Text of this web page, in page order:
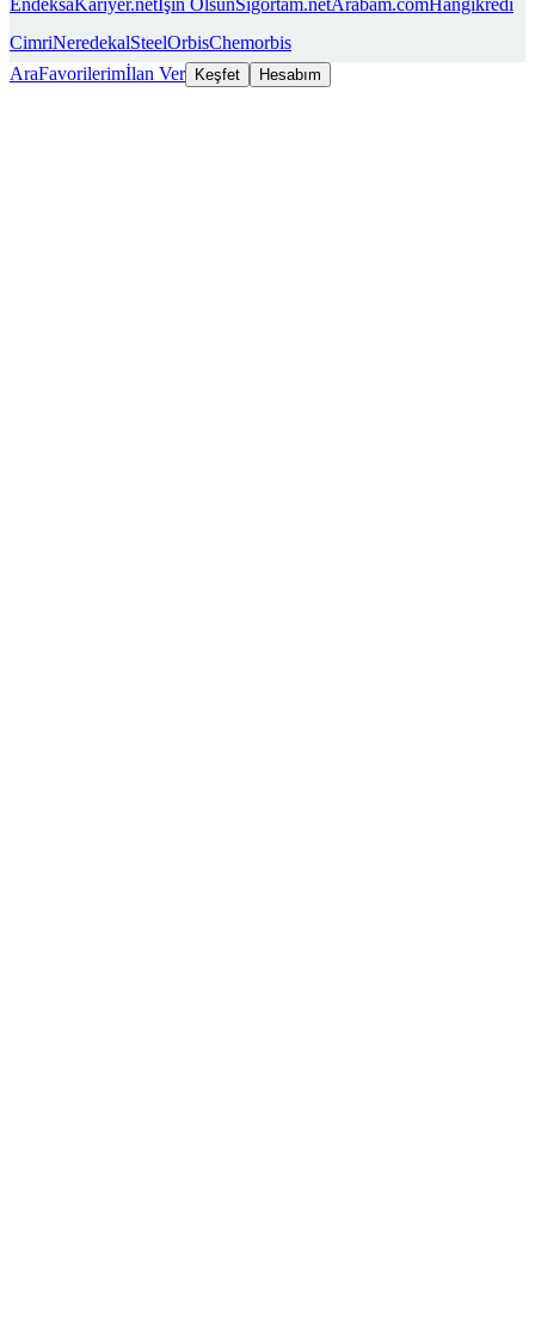
EndeksaKariyer.netİşin OlsunSigortam.netArabam.comHangikredi
CimriNeredekalSteelOrbisChemorbis
AraFavorilerimİlan Ver Keşfet Hesabım